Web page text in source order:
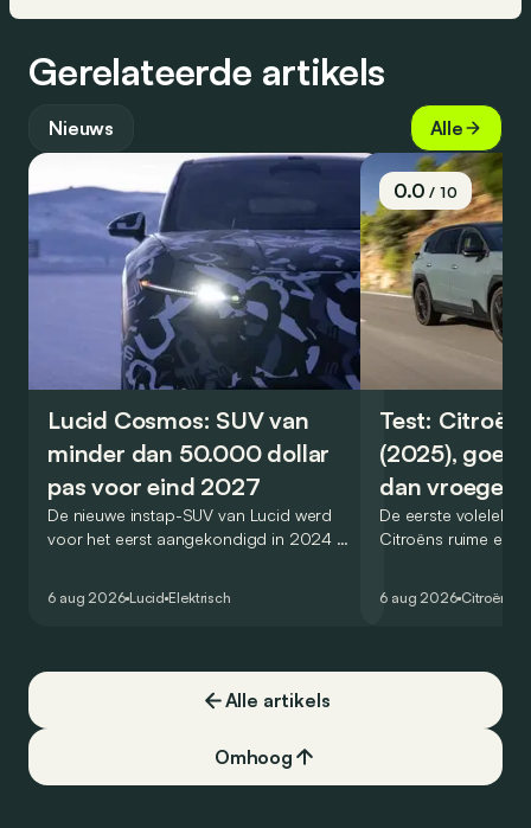
Gerelateerde artikels
Nieuws Alle
Lucid Cosmos: SUV van
minder dan 50.000 dollar
pas voor eind 2027
De nieuwe instap-SUV van Lucid werd
voor het eerst aangekondigd in 2024 en
constructeur vervoegen.
6 aug 2026 Lucid Elektrisch
0.0/ 10
Test: Citroën
(2025), goed
dan vroeger
De eerste
Citroëns ruime en
dat ook gelukt?
6 aug 2026 Citroën
Alle artikels
Omhoog